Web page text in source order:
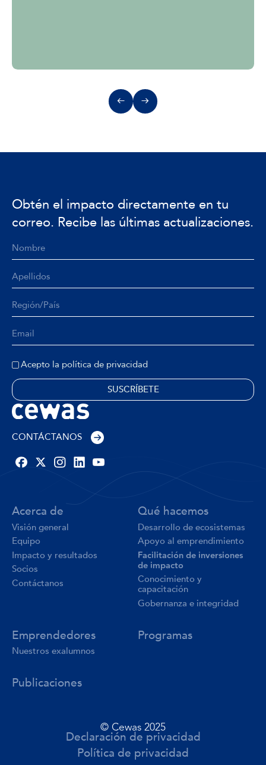
Obtén el impacto directamente en tu
correo. Recibe las últimas actualizaciones.
Acepto la política de privacidad
CONTÁCTANOS
Acerca de
Visión general
Equipo
Impacto y resultados
Socios
Contáctanos
Qué hacemos
Desarrollo de ecosistemas
Apoyo al emprendimiento
Facilitación de inversiones
de impacto
Conocimiento y
capacitación
Gobernanza e integridad
Emprendedores
Nuestros exalumnos
Programas
Publicaciones
© Cewas 2025
Declaración de privacidad
Política de privacidad